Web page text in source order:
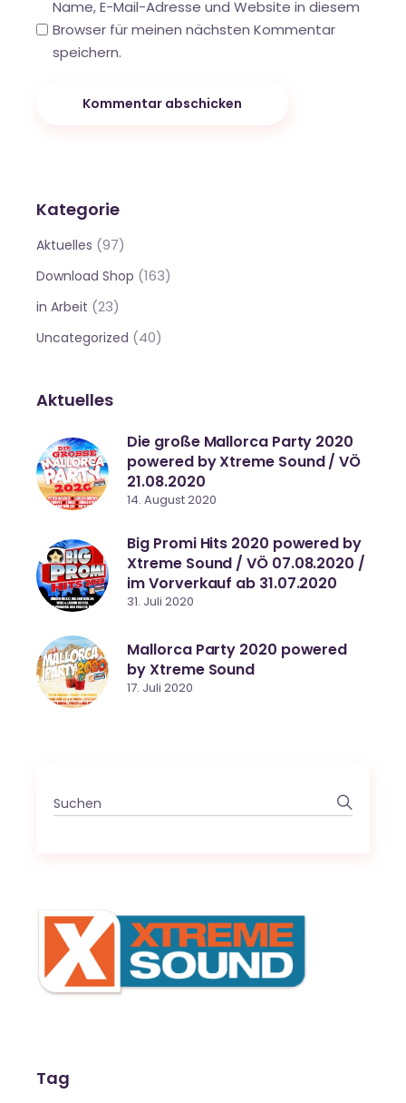
Name, E-Mail-Adresse und Website in diesem
Browser für meinen nächsten Kommentar
speichern.
Kommentar abschicken
Kategorie
Aktuelles (97)
Download Shop (163)
in Arbeit (23)
Uncategorized (40)
Aktuelles
Die große Mallorca Party 2020
powered by Xtreme Sound / VÖ
21.08.2020
14. August 2020
Big Promi Hits 2020 powered by
Xtreme Sound / VÖ 07.08.2020 /
im Vorverkauf ab 31.07.2020
31. Juli 2020
Mallorca Party 2020 powered
by Xtreme Sound
17. Juli 2020
Search
for:
Tag